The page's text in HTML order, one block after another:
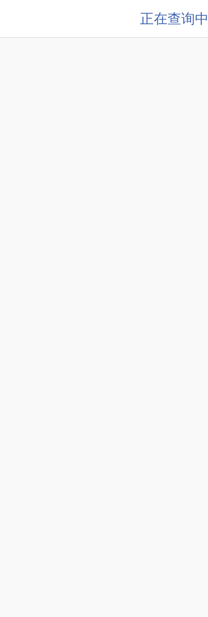
正在查询中